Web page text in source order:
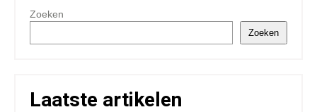
Zoeken
Zoeken
Laatste artikelen